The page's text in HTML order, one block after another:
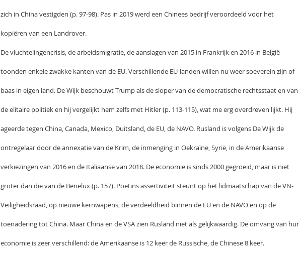
zich in China vestigden (p. 97-98). Pas in 2019 werd een Chinees bedrijf veroordeeld voor het
kopiëren van een Landrover.
De vluchtelingencrisis, de arbeidsmigratie, de aanslagen van 2015 in Frankrijk en 2016 in België
toonden enkele zwakke kanten van de EU. Verschillende EU-landen willen nu weer soeverein zijn of
baas in eigen land. De Wijk beschouwt Trump als de sloper van de democratische rechtsstaat en van
de elitaire politiek en hij vergelijkt hem zelfs met Hitler (p. 113-115), wat me erg overdreven lijkt. Hij
ageerde tegen China, Canada, Mexico, Duitsland, de EU, de NAVO. Rusland is volgens De Wijk de
ontregelaar door de annexatie van de Krim, de inmenging in Oekraïne, Syrië, in de Amerikaanse
verkiezingen van 2016 en de Italiaanse van 2018. De economie is sinds 2000 gegroeid, maar is niet
groter dan die van de Benelux (p. 157). Poetins assertiviteit steunt op het lidmaatschap van de VN-
Veiligheidsraad, op nieuwe kernwapens, de verdeeldheid binnen de EU en de NAVO en op de
toenadering tot China. Maar China en de VSA zien Rusland niet als gelijkwaardig. De omvang van
economie is zeer verschillend: de Amerikaanse is 12 keer de Russische, de Chinese 8 keer.